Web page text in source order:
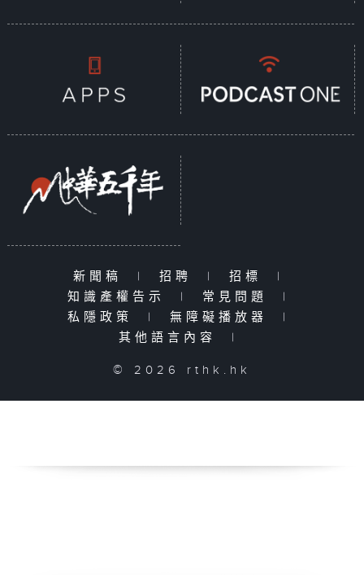
新聞稿 | 招聘 | 招標
|
知識產權告示
| 常見問題
|
私隱政策
| 無障礙播放器
|
其他語言內容
|
© 2026 rthk.hk